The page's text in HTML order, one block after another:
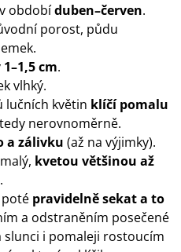
obdobíduben–červen.
porost, půdu
1–1,5 cm.
vlhký.
lučních květin klíčí pomalu
nerovnoměrně.
a zálivku (až na výjimky).
kvetou většinou až
.
pravidelně sekat a to
a odstraněním posečené
i pomaleji rostoucím